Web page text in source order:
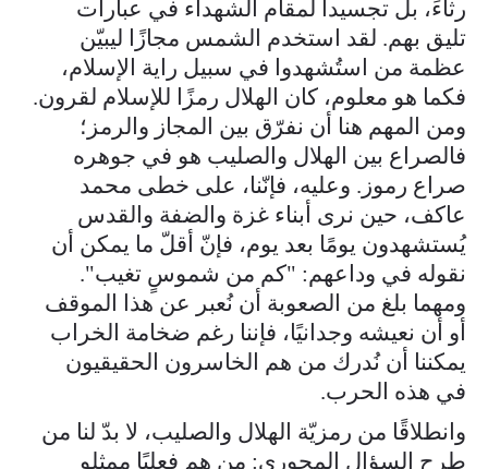
رثاءً، بل تجسيدا لمقام الشهداء في عبارات
تليق بهم. لقد استخدم الشمس مجازًا ليبيّن
عظمة من استُشهدوا في سبيل راية الإسلام،
فكما هو معلوم، كان الهلال رمزًا للإسلام لقرون.
ومن المهم هنا أن نفرّق بين المجاز والرمز؛
فالصراع بين الهلال والصليب هو في جوهره
صراع رموز. وعليه، فإنّنا، على خطى محمد
عاكف، حين نرى أبناء غزة والضفة والقدس
يُستشهدون يومًا بعد يوم، فإنّ أقلّ ما يمكن أن
نقوله في وداعهم: "كم من شموسٍ تغيب".
ومهما بلغ من الصعوبة أن نُعبر عن هذا الموقف
أو أن نعيشه وجدانيًا، فإننا رغم ضخامة الخراب
يمكننا أن نُدرك من هم الخاسرون الحقيقيون
في هذه الحرب.
وانطلاقًا من رمزيّة الهلال والصليب، لا بدّ لنا من
طرح السؤال المحوري: من هم فعليًا ممثلو